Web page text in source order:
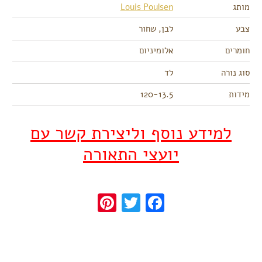
מותג
Louis Poulsen
צבע
לבן, שחור
חומרים
אלומיניום
סוג נורה
לד
מידות
120-13.5
למידע נוסף וליצירת קשר עם
יועצי התאורה
Facebook
Twitter
Pinterest